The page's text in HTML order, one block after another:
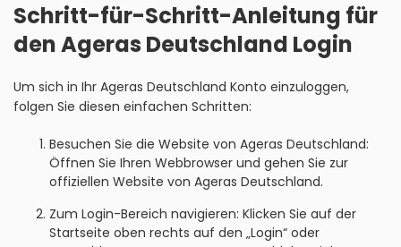
Schritt-für-Schritt-Anleitung für
den Ageras Deutschland Login
Um sich in Ihr Ageras Deutschland Konto einzuloggen,
folgen Sie diesen einfachen Schritten:
Besuchen Sie die Website von Ageras Deutschland:
Öffnen Sie Ihren Webbrowser und gehen Sie zur
offiziellen Website von Ageras Deutschland.
Zum Login-Bereich navigieren: Klicken Sie auf der
Startseite oben rechts auf den „Login“ oder